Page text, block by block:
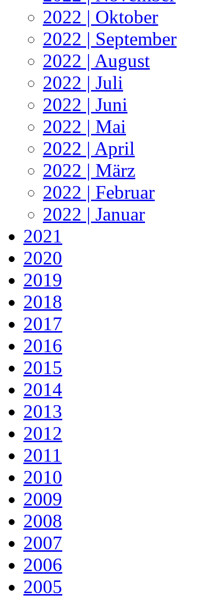
2022 | Oktober
2022 | September
2022 | August
2022 | Juli
2022 | Juni
2022 | Mai
2022 | April
2022 | März
2022 | Februar
2022 | Januar
2021
2020
2019
2018
2017
2016
2015
2014
2013
2012
2011
2010
2009
2008
2007
2006
2005